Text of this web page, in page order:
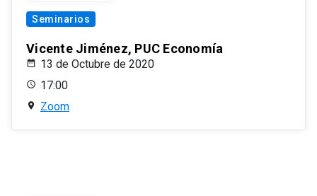
Seminarios
Vicente Jiménez, PUC Economía
13 de Octubre de 2020
17:00
Zoom